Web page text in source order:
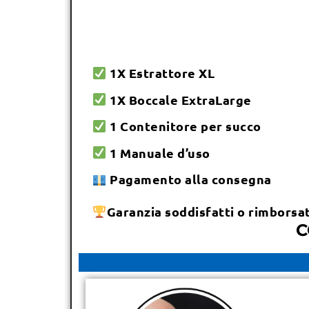
1X Estrattore XL
1X Boccale ExtraLarge
1 Contenitore per succo
1 Manuale d’uso
Pagamento alla consegna
Garanzia soddisfatti o